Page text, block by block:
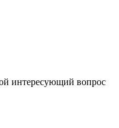
интересующий вопрос